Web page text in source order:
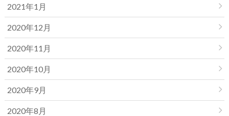
2021年1月
2020年12月
2020年11月
2020年10月
2020年9月
2020年8月